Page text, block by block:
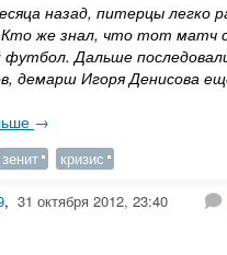
назад, питерцы легко
же знал, что тот матч
футбол. Дальше
демарш Игоря Денисова
→
зенит кризис
, 31 октября 2012, 23:40